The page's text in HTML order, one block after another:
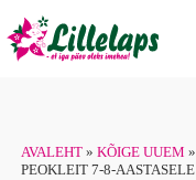
content
AVALEHT » KÕIGE UUEM »
PEOKLEIT 7-8-AASTASELE